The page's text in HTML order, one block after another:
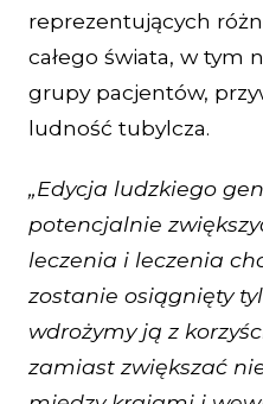
reprezentujących
całego świata, w tym
grupy pacjentów,
ludność tubylcza.
„Edycja ludzkiego
potencjalnie
leczenia i leczenia
zostanie osiągnięty
wdrożymy ją z
zamiast zwiększać